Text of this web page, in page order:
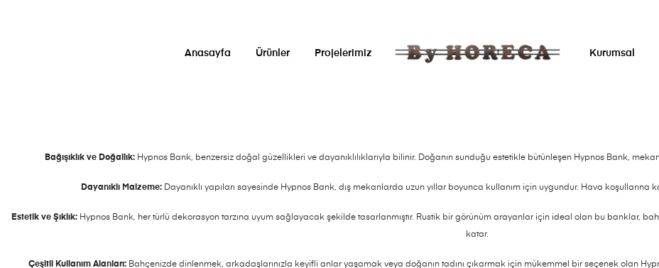
Anasayfa Ürünler Projelerimiz Kurumsal
Bağışıklık ve Doğallık: Hypnos Bank, benzersiz doğal güzellikleri ve dayanıklılıklarıyla bilinir. Doğanın sunduğu estetikle bütünleşen Hypnos Bank,
Dayanıklı Malzeme:Dayanıklı yapıları sayesinde Hypnos Bank, dış mekanlarda uzun yıllar boyunca kullanım için uygundur. Hava koşullarına
Estetik ve Şıklık:Hypnos Bank, her türlü dekorasyon tarzına uyum sağlayacak şekilde tasarlanmıştır. Rustik bir görünüm arayanlar için ideal olan bu banklar,
katar.
Çeşitli Kullanım Alanları:Bahçenizde dinlenmek, arkadaşlarınızla keyifli anlar yaşamak veya doğanın tadını çıkarmak için mükemmel bir seçenek olan